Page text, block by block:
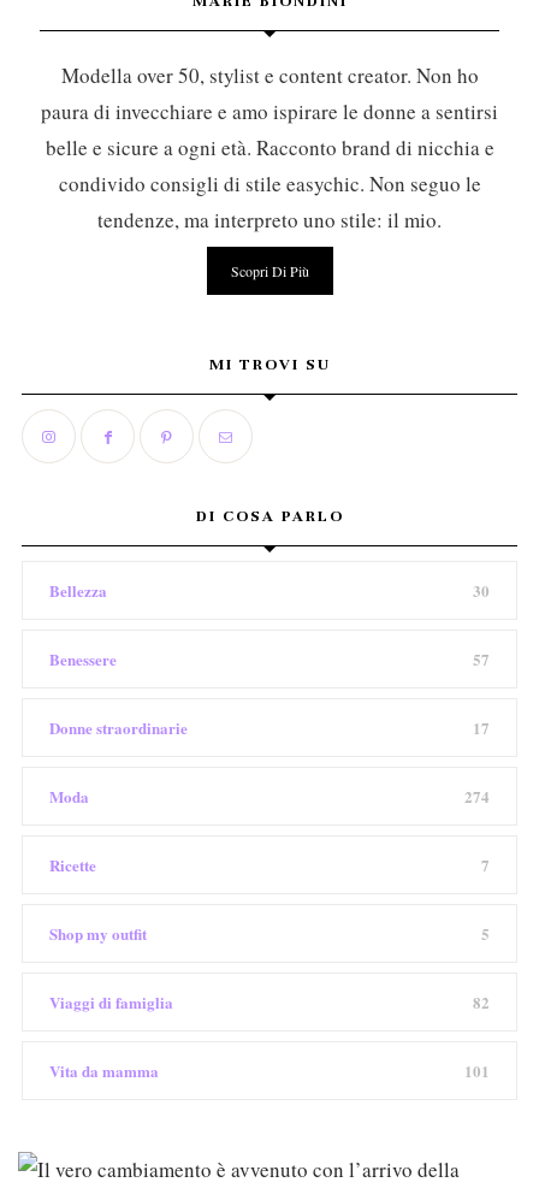
Modella over 50, stylist e content creator. Non ho
paura di invecchiare e amo ispirare le donne a sentirsi
belle e sicure a ogni età. Racconto brand di nicchia e
condivido consigli di stile easychic. Non seguo le
tendenze, ma interpreto uno stile: il mio.
Scopri Di Più
MI TROVI SU
DI COSA PARLO
Bellezza 30
Benessere 57
Donne straordinarie 17
Moda 274
Ricette 7
Shop my outfit 5
Viaggi di famiglia 82
Vita da mamma 101